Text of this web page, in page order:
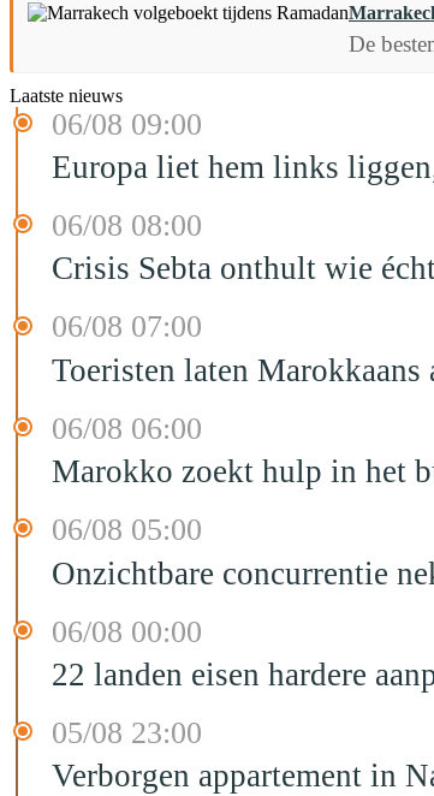
De
Laatste nieuws
06/08 09:00
Europa liet hem links
06/08 08:00
Crisis Sebta onthult wie
06/08 07:00
Toeristen laten
06/08 06:00
Marokko zoekt hulp in het
06/08 05:00
Onzichtbare concurrentie
06/08 00:00
22 landen eisen hardere
05/08 23:00
Verborgen appartement in